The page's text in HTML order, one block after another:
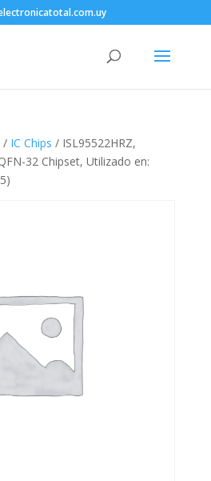
/ IC Chips / ISL95522HRZ,
32 Chipset, Utilizado en: